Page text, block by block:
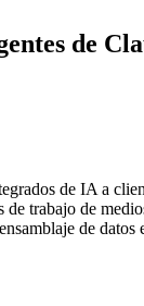
de
de IA a
trabajo de
de